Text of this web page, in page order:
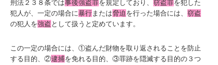
刑法２３８条では事後強盗罪を規定しており、窃盗罪を犯した
犯人が、一定の場合に暴行または脅迫を行った場合には、窃盗
の犯人を強盗として扱うと定めています。
この一定の場合には、①盗んだ財物を取り返されることを防止
する目的、②逮捕を免れる目的、③罪跡を隠滅する目的の３つ